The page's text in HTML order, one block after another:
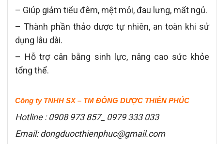
– Giúp giảm tiểu đêm, mệt mỏi, đau lưng, mất ngủ.
– Thành phần thảo dược tự nhiên, an toàn khi sử
dụng lâu dài.
– Hỗ trợ cân bằng sinh lực, nâng cao sức khỏe
tổng thể.
Công ty TNHH SX – TM ĐÔNG DƯỢC THIÊN PHÚC
Hotline : 0908 973 857_ 0979 333 033
Email: dongduocthienphuc@gmail.com